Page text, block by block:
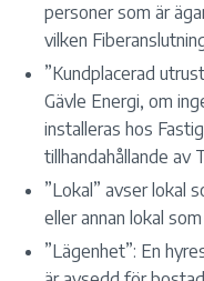
personer som är
vilken
”Kundplacerad
Gävle Energi, om
installeras hos
tillhandahållande av
”Lokal” avser lokal
eller annan lokal
”Lägenhet”: En